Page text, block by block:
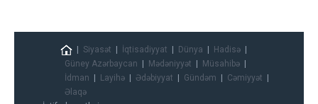
Siyasət İqtisadiyyat Dünya
Hadisə
Güney Azərbaycan
Mədəniyyət
Müsahibə
İdman
Layihə Ədəbiyyat Gündəm
Cəmiyyət
Əlaqə